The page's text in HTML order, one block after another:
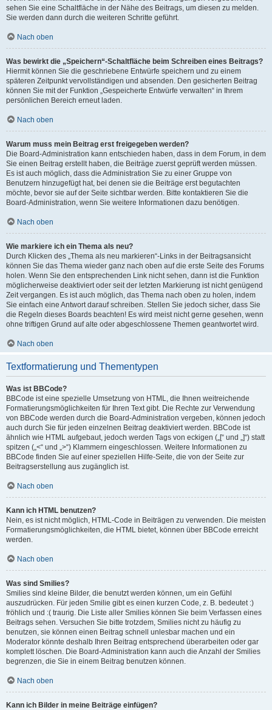
sehen Sie eine Schaltfläche in der Nähe des Beitrags, um diesen zu melden.
Sie werden dann durch die weiteren Schritte geführt.
Nach oben
Was bewirkt die „Speichern“-Schaltfläche beim Schreiben eines Beitrags?
Hiermit können Sie die geschriebene Entwürfe speichern und zu einem
späteren Zeitpunkt vervollständigen und absenden. Den gesicherten Beitrag
können Sie mit der Funktion „Gespeicherte Entwürfe verwalten“ in Ihrem
persönlichen Bereich erneut laden.
Nach oben
Warum muss mein Beitrag erst freigegeben werden?
Die Board-Administration kann entschieden haben, dass in dem Forum, in dem
Sie einen Beitrag erstellt haben, die Beiträge zuerst geprüft werden müssen.
Es ist auch möglich, dass die Administration Sie zu einer Gruppe von
Benutzern hinzugefügt hat, bei denen sie die Beiträge erst begutachten
möchte, bevor sie auf der Seite sichtbar werden. Bitte kontaktieren Sie die
Board-Administration, wenn Sie weitere Informationen dazu benötigen.
Nach oben
Wie markiere ich ein Thema als neu?
Durch Klicken des „Thema als neu markieren“-Links in der Beitragsansicht
können Sie das Thema wieder ganz nach oben auf die erste Seite des Forums
holen. Wenn Sie den entsprechenden Link nicht sehen, dann ist die Funktion
möglicherweise deaktiviert oder seit der letzten Markierung ist nicht genügend
Zeit vergangen. Es ist auch möglich, das Thema nach oben zu holen, indem
Sie einfach eine Antwort darauf schreiben. Stellen Sie jedoch sicher, dass Sie
die Regeln dieses Boards beachten! Es wird meist nicht gerne gesehen, wenn
ohne triftigen Grund auf alte oder abgeschlossene Themen geantwortet wird.
Nach oben
Textformatierung und Thementypen
Was ist BBCode?
BBCode ist eine spezielle Umsetzung von HTML, die Ihnen weitreichende
Formatierungsmöglichkeiten für Ihren Text gibt. Die Rechte zur Verwendung
von BBCode werden durch die Board-Administration vergeben, können jedoch
auch durch Sie für jeden einzelnen Beitrag deaktiviert werden. BBCode ist
ähnlich wie HTML aufgebaut, jedoch werden Tags von eckigen („[“ und „]“) statt
spitzen („<“ und „>“) Klammern eingeschlossen. Weitere Informationen zu
BBCode finden Sie auf einer speziellen Hilfe-Seite, die von der Seite zur
Beitragserstellung aus zugänglich ist.
Nach oben
Kann ich HTML benutzen?
Nein, es ist nicht möglich, HTML-Code in Beiträgen zu verwenden. Die meisten
Formatierungsmöglichkeiten, die HTML bietet, können über BBCode erreicht
werden.
Nach oben
Was sind Smilies?
Smilies sind kleine Bilder, die benutzt werden können, um ein Gefühl
auszudrücken. Für jeden Smilie gibt es einen kurzen Code, z. B. bedeutet :)
fröhlich und :( traurig. Die Liste aller Smilies können Sie beim Verfassen eines
Beitrags sehen. Versuchen Sie bitte trotzdem, Smilies nicht zu häufig zu
benutzen, sie können einen Beitrag schnell unlesbar machen und ein
Moderator könnte deshalb Ihren Beitrag entsprechend überarbeiten oder gar
komplett löschen. Die Board-Administration kann auch die Anzahl der Smilies
begrenzen, die Sie in einem Beitrag benutzen können.
Nach oben
Kann ich Bilder in meine Beiträge einfügen?